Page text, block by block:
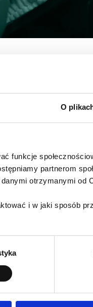
O
funkcje
partnerom
otrzymanymi od
i w jaki sposób
edukacyjne treści.
maile otrzymuje już